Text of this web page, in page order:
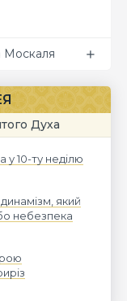
Москаля
Духа
10-ту неділю
який
небезпека